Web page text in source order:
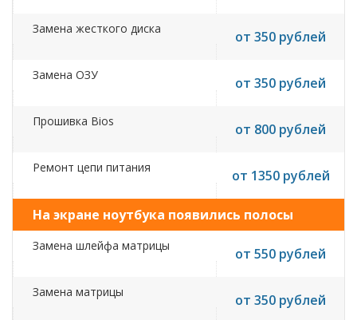
Замена жесткого диска от 350 рублей
Замена ОЗУ от 350 рублей
Прошивка Bios от 800 рублей
Ремонт цепи питания от 1350 рублей
На экране ноутбука появились полосы
Замена шлейфа матрицы от 550 рублей
Замена матрицы от 350 рублей